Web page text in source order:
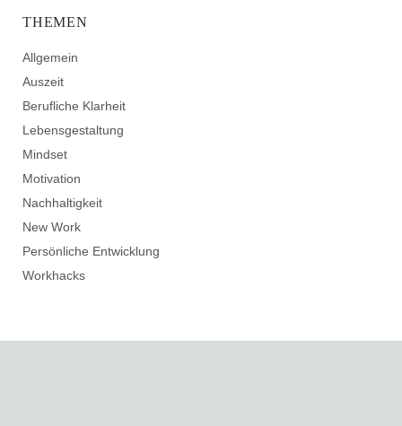
THEMEN
Allgemein
Auszeit
Berufliche Klarheit
Lebensgestaltung
Mindset
Motivation
Nachhaltigkeit
New Work
Persönliche Entwicklung
Workhacks